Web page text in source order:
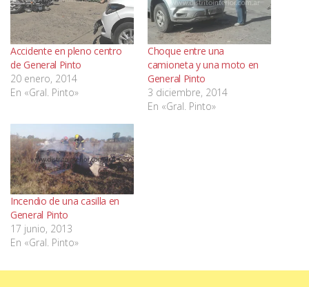
Accidente en pleno centro
de General Pinto
20 enero, 2014
En «Gral. Pinto»
Choque entre una
camioneta y una moto en
General Pinto
3 diciembre, 2014
En «Gral. Pinto»
Incendio de una casilla en
General Pinto
17 junio, 2013
En «Gral. Pinto»